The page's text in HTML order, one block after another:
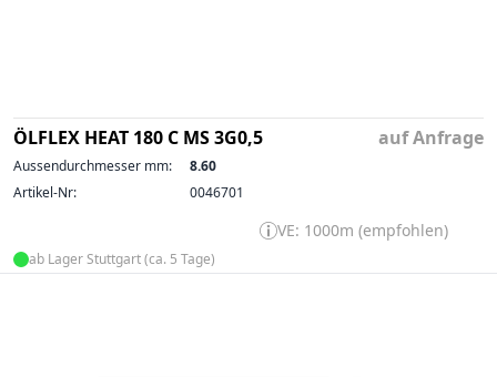
ÖLFLEX HEAT 180 C MS 3G0,5 auf Anfrage
Aussendurchmesser mm:
8.60
Artikel-Nr:
0046701
VE: 1000m (empfohlen)
ab Lager Stuttgart (ca. 5 Tage)